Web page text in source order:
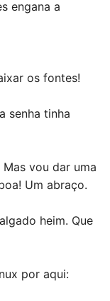
engana a
os fontes!
senha tinha
vou dar uma
Um abraço.
heim. Que
por aqui: